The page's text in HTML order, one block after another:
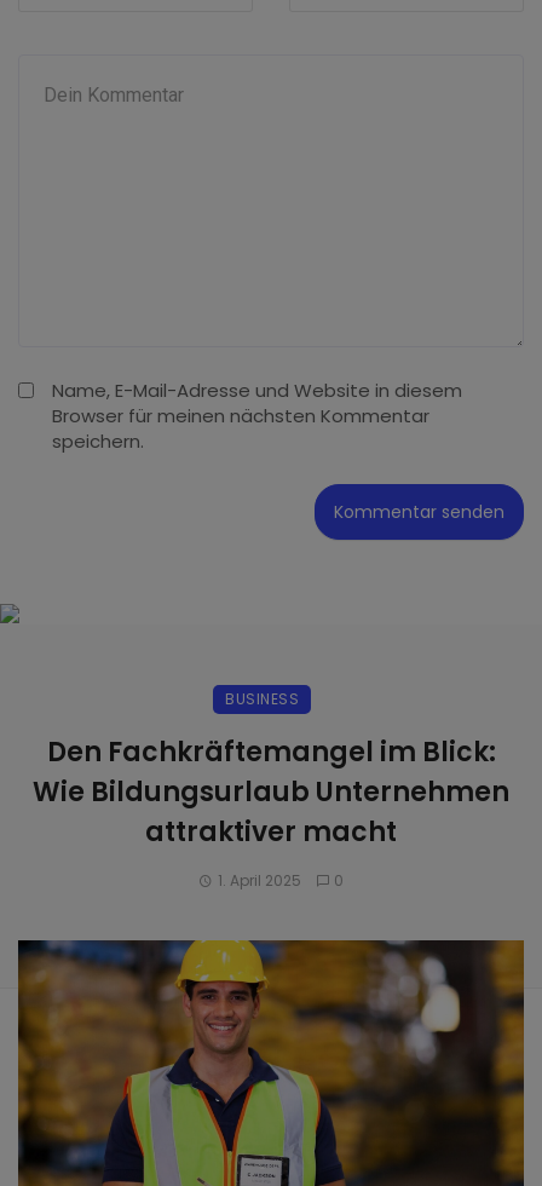
Name, E-Mail-Adresse und Website in diesem
Browser für meinen nächsten Kommentar
speichern.
BUSINESS
Den Fachkräftemangel im Blick:
Wie Bildungsurlaub Unternehmen
attraktiver macht
1. April 2025 0